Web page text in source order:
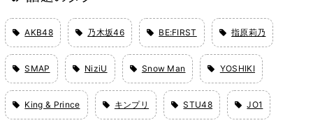
AKB48 乃木坂46 BE:FIRST 指原莉乃
SMAP NiziU Snow Man YOSHIKI
King & Prince キンプリ STU48 JO1